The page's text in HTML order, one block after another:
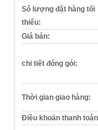
Số lượng đặt hàng tối
thiểu:
Giá bán:
chi tiết đóng gói:
Thời gian giao hàng:
Điều khoản thanh